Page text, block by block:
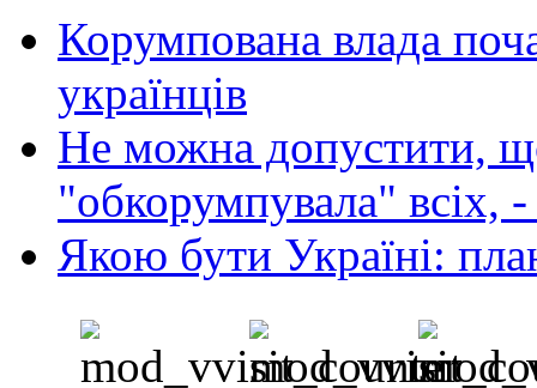
Корумпована влада
українців
Не можна допустити,
"обкорумпувала" всіх,
Якою бути Україні: